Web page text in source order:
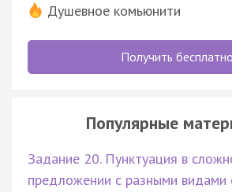
Душевное комьюнити
Получить бесплатно
Популярные
Задание 20. Пунктуация в
предложении с разными видами